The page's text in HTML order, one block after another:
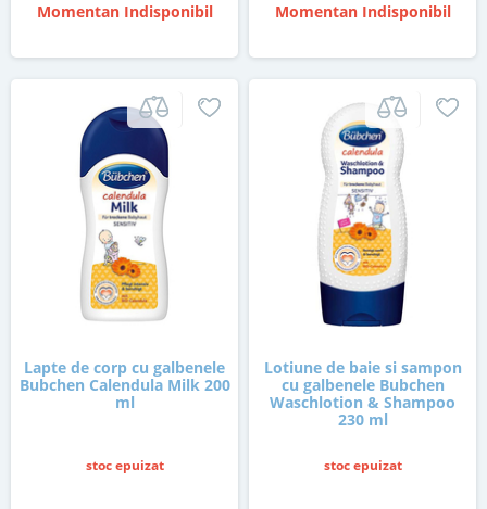
Momentan Indisponibil Momentan Indisponibil
Lapte de corp cu galbenele
Bubchen Calendula Milk 200
ml
stoc epuizat
Lotiune de baie si sampon
cu galbenele Bubchen
Waschlotion & Shampoo
230 ml
stoc epuizat